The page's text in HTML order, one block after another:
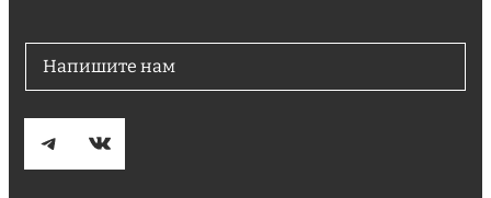
Напишите нам
Telegram ВКонтакте